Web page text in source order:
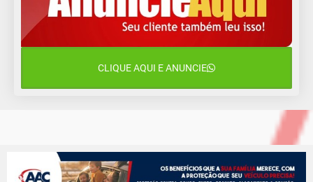
Quinta-Feira
CLIQUE AQUI E ANUNCIE